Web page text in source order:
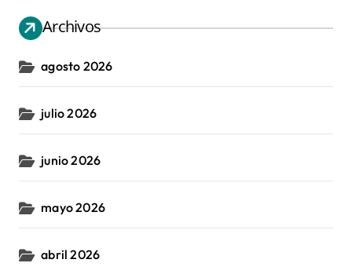
Archivos
agosto 2026
julio 2026
junio 2026
mayo 2026
abril 2026